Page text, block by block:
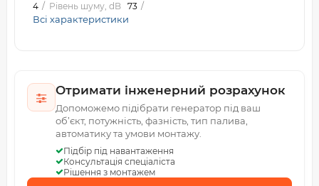
4
Рівень шуму, dB 73
Всі характеристики
Отримати інженерний розрахунок
Допоможемо підібрати генератор під ваш
об’єкт, потужність, фазність, тип палива,
автоматику та умови монтажу.
Підбір під навантаження
Консультація спеціаліста
Рішення з монтажем